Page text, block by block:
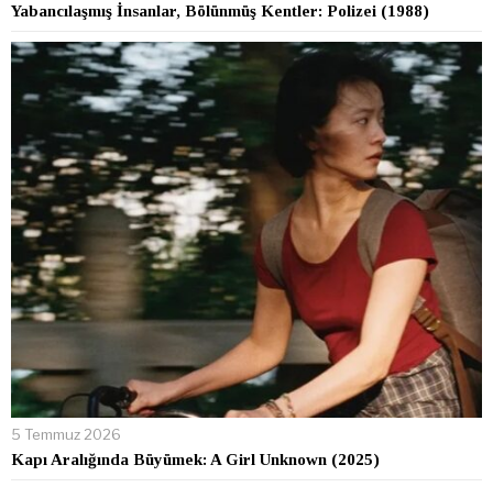
Yabancılaşmış İnsanlar, Bölünmüş Kentler: Polizei (1988)
5 Temmuz 2026
Kapı Aralığında Büyümek: A Girl Unknown (2025)